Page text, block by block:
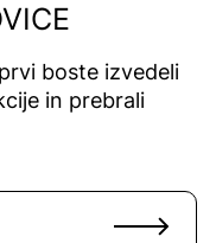
boste izvedeli
in prebrali